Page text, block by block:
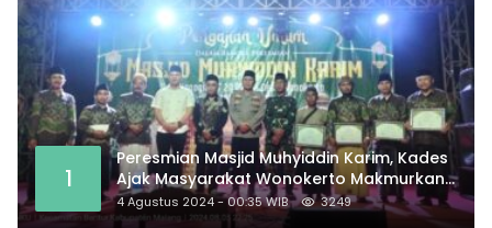
1
Peresmian Masjid Muhyiddin Karim, Kades
Ajak Masyarakat Wonokerto Makmurkan
Masjid
4 Agustus 2024 - 00:35 WIB 3249